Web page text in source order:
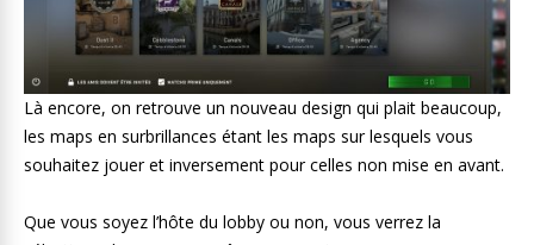
Là encore, on retrouve un nouveau design qui plait beaucoup,
les maps en surbrillances étant les maps sur lesquels vous
souhaitez jouer et inversement pour celles non mise en avant.
Que vous soyez l’hôte du lobby ou non, vous verrez la